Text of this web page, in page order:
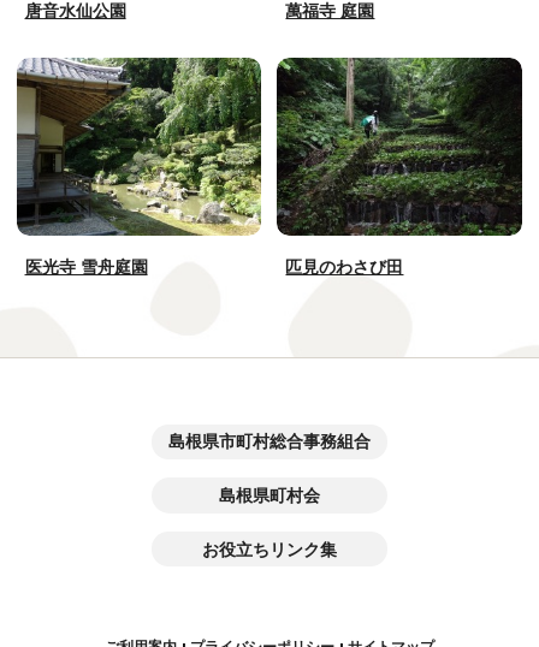
唐音水仙公園 萬福寺 庭園
医光寺 雪舟庭園 匹見のわさび田
島根県市町村総合事務組合
島根県町村会
お役立ちリンク集